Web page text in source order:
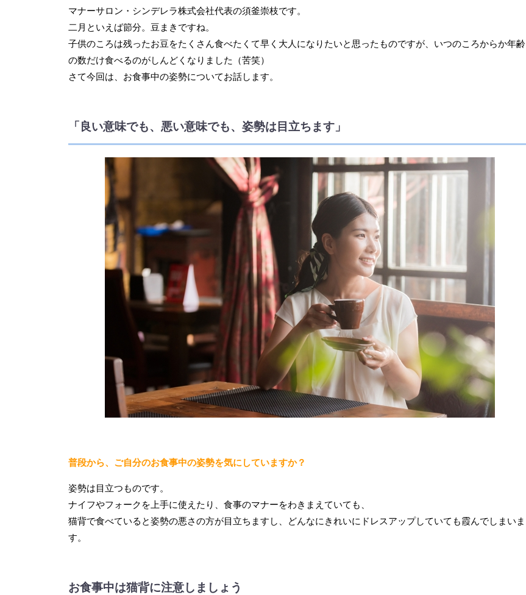
マナーサロン・シンデレラ株式会社代表の須釜崇枝です。
二月といえば節分。豆まきですね。
子供のころは残ったお豆をたくさん食べたくて早く大人になりたいと思ったものですが、いつのころからか年齢
の数だけ食べるのがしんどくなりました（苦笑）
さて今回は、お食事中の姿勢についてお話します。
「良い意味でも、悪い意味でも、姿勢は目立ちます」
普段から、ご自分のお食事中の姿勢を気にしていますか？
姿勢は目立つものです。
ナイフやフォークを上手に使えたり、食事のマナーをわきまえていても、
猫背で食べていると姿勢の悪さの方が目立ちますし、どんなにきれいにドレスアップしていても霞んでしまいま
す。
お食事中は猫背に注意しましょう